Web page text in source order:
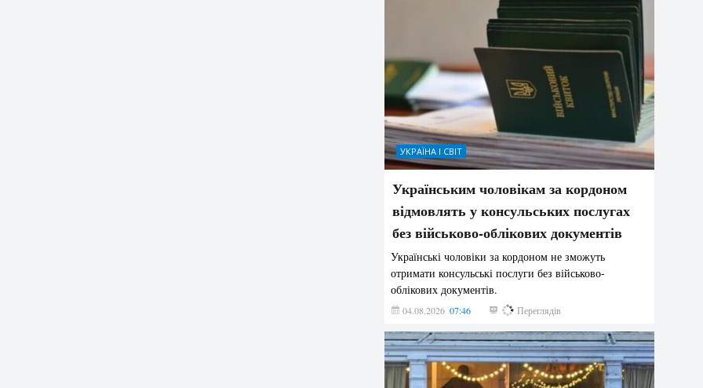
УКРАЇНА І СВІТ
Українським чоловікам за кордоном
відмовлять у консульських послугах
без військово-облікових документів
Українські чоловіки за кордоном не зможуть
отримати консульські послуги без військово-
облікових документів.
04.08.2026 07:46 137 Переглядів